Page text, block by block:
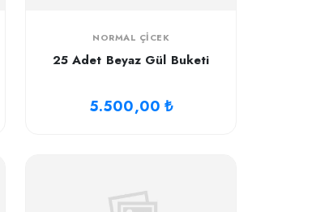
NORMAL ÇICEK
25 Adet Beyaz Gül Buketi
5.500,00 ₺